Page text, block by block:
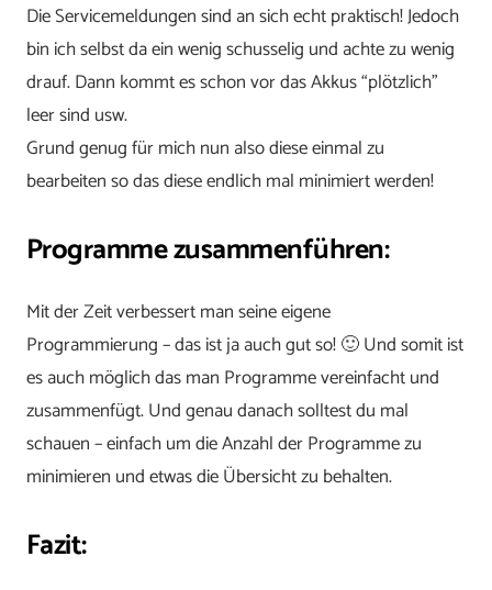
Die Servicemeldungen sind an sich echt praktisch! Jedoch
bin ich selbst da ein wenig schusselig und achte zu wenig
drauf. Dann kommt es schon vor das Akkus “plötzlich”
leer sind usw.
Grund genug für mich nun also diese einmal zu
bearbeiten so das diese endlich mal minimiert werden!
Programme zusammenführen:
Mit der Zeit verbessert man seine eigene
Programmierung – das ist ja auch gut so! 🙂 Und somit ist
es auch möglich das man Programme vereinfacht und
zusammenfügt. Und genau danach solltest du mal
schauen – einfach um die Anzahl der Programme zu
minimieren und etwas die Übersicht zu behalten.
Fazit: